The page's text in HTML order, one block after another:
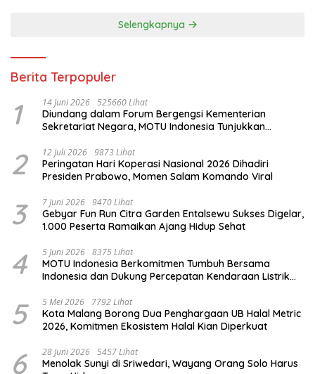
Selengkapnya
Berita Terpopuler
1 14 Juni 2026 525660 Lihat
Diundang dalam Forum Bergengsi Kementerian
Sekretariat Negara, MOTU Indonesia Tunjukkan
2 12 Juli 2026 9873 Lihat
Peringatan Hari Koperasi Nasional 2026 Dihadiri
Presiden Prabowo, Momen Salam Komando Viral
3 7 Juni 2026 9470 Lihat
Gebyar Fun Run Citra Garden Entalsewu Sukses Digelar,
1.000 Peserta Ramaikan Ajang Hidup Sehat
4 5 Juni 2026 8375 Lihat
MOTU Indonesia Berkomitmen Tumbuh Bersama
Indonesia dan Dukung Percepatan Kendaraan Listrik
5 5 Mei 2026 7792 Lihat
Kota Malang Borong Dua Penghargaan UB Halal Metric
2026, Komitmen Ekosistem Halal Kian Diperkuat
6 28 Juni 2026 5457 Lihat
Menolak Sunyi di Sriwedari, Wayang Orang Solo Harus